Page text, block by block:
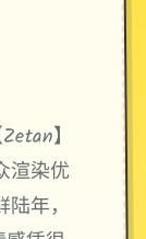
】
渲染优
年，